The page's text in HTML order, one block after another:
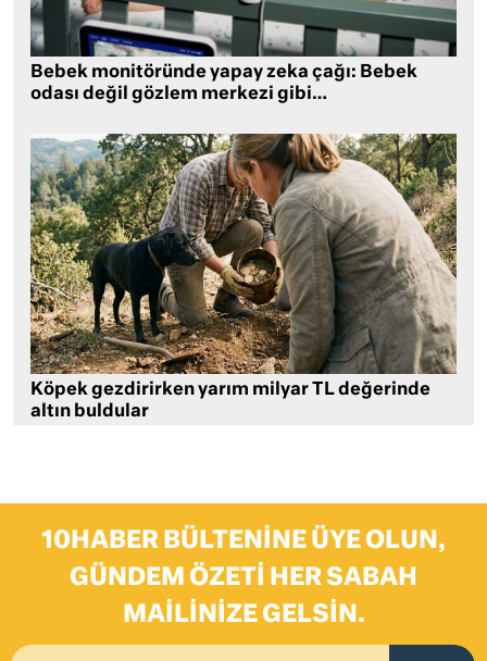
Bebek monitöründe yapay zeka çağı: Bebek
odası değil gözlem merkezi gibi…
Köpek gezdirirken yarım milyar TL değerinde
altın buldular
10HABER BÜLTENINE ÜYE OLUN,
GÜNDEM ÖZETI HER SABAH
MAILINIZE GELSIN.